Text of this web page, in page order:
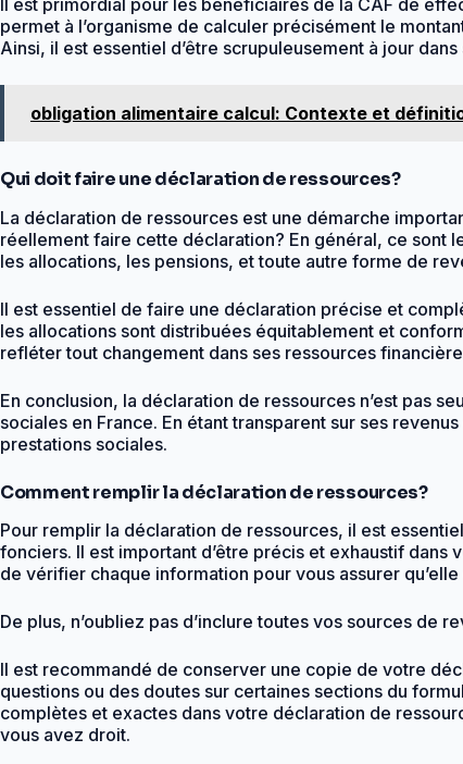
permet à l’organisme de calculer précisément le
Ainsi, il est essentiel d’être scrupuleusement à jour
obligation alimentaire calcul: Contexte et
Qui doit faire une déclaration de ressources?
La déclaration de ressources est une démarche
réellement faire cette déclaration? En général, ce sont
les allocations, les pensions, et toute autre forme de
Il est essentiel de faire une déclaration précise et
les allocations sont distribuées équitablement et
refléter tout changement dans ses ressources
En conclusion, la déclaration de ressources n’est pas
sociales en France. En étant transparent sur ses
prestations sociales.
Comment remplir la déclaration de ressources?
Pour remplir la déclaration de ressources, il est
fonciers. Il est important d’être précis et exhaustif
de vérifier chaque information pour vous assurer
De plus, n’oubliez pas d’inclure toutes vos sources de
Il est recommandé de conserver une copie de votre
questions ou des doutes sur certaines sections du
complètes et exactes dans votre déclaration de
vous avez droit.